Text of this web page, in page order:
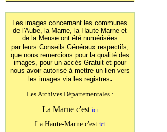
Les images concernant les communes
de l'Aube, la Marne, la Haute Marne et
de la Meuse ont été numérisées
par leurs Conseils Généraux respectifs,
que nous remercions pour la qualité des
images, pour un accès Gratuit et pour
nous avoir autorisé à mettre un lien vers
les images via les registres.
Les Archives Départementales :
La Marne c'est ici
La Haute-Marne c'est ici